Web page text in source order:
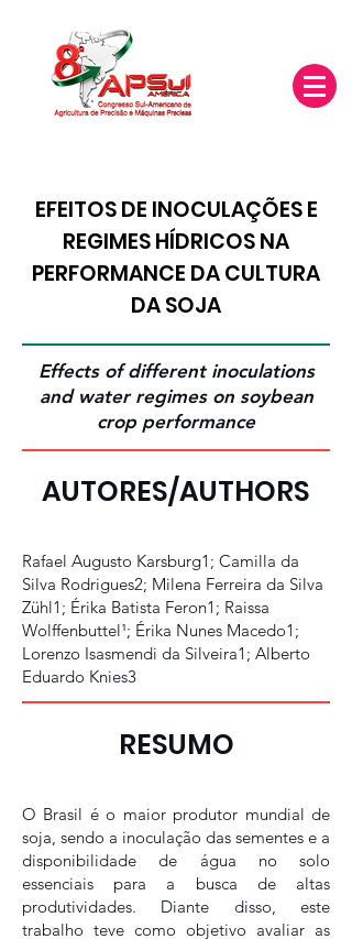
EFEITOS DE INOCULAÇÕES E
REGIMES HÍDRICOS NA
PERFORMANCE DA CULTURA
DA SOJA
Effects of different inoculations
and water regimes on soybean
crop performance
AUTORES/AUTHORS
Rafael Augusto Karsburg1; Camilla da
Silva Rodrigues2; Milena Ferreira da Silva
Zühl1; Érika Batista Feron1; Raissa
Wolffenbuttel¹; Érika Nunes Macedo1;
Lorenzo Isasmendi da Silveira1; Alberto
Eduardo Knies3
RESUMO
O Brasil é o maior produtor mundial de
soja, sendo a inoculação das sementes e a
disponibilidade de água no solo
essenciais para a busca de altas
produtividades. Diante disso, este
trabalho teve como objetivo avaliar as